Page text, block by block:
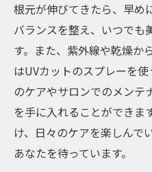
根元が伸びてきたら、早め
バランスを整え、いつでも
す。また、紫外線や乾燥か
はUVカットのスプレーを
のケアやサロンでのメンテ
を手に入れることができま
け、日々のケアを楽しんで
あなたを待っています。